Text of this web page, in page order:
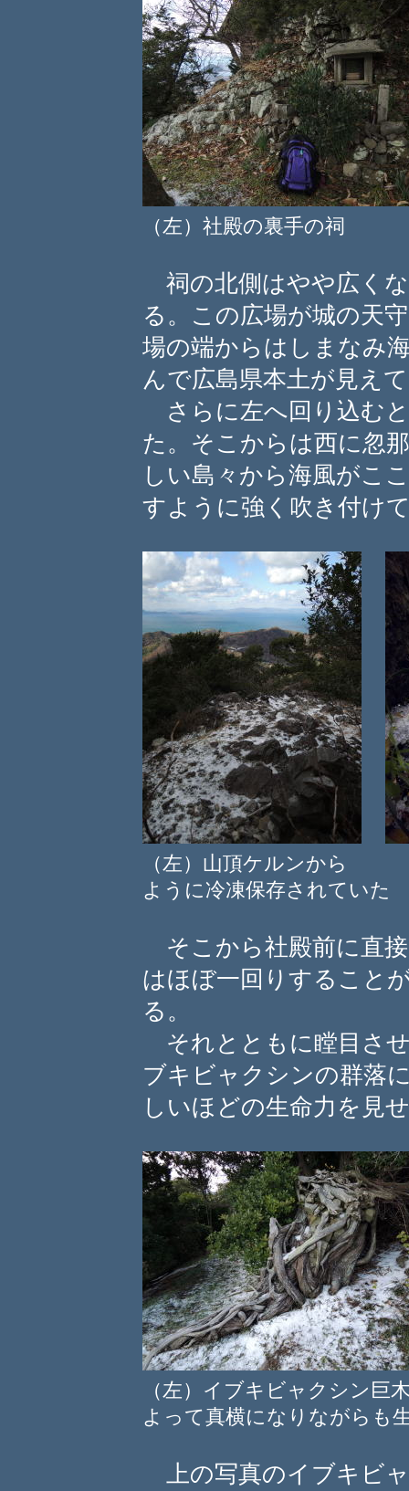
（左）社殿の裏手の祠
祠の北側はやや広く
る。この広場が城の天
場の端からはしまなみ
んで広島県本土が見え
さらに左へ回り込む
た。そこからは西に忽
しい島々から海風がこ
すように強く吹き付け
（左）山頂ケルンから
ように冷凍保存されていた
そこから社殿前に直
はほぼ一回りすること
る。
それとともに瞠目さ
ブキビャクシンの群落
しいほどの生命力を見
（左）イブキビャクシン
よって真横になりながらも
上の写真のイブキビ